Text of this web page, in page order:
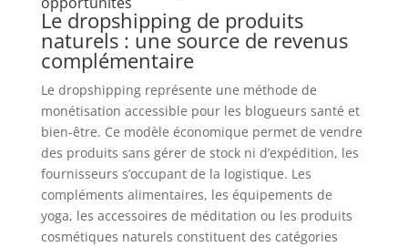
Le dropshipping de produits
naturels : une source de revenus
complémentaire
Le dropshipping représente une méthode de
monétisation accessible pour les blogueurs santé et
bien-être. Ce modèle économique permet de vendre
des produits sans gérer de stock ni d’expédition, les
fournisseurs s’occupant de la logistique. Les
compléments alimentaires, les équipements de
yoga, les accessoires de méditation ou les produits
cosmétiques naturels constituent des catégories